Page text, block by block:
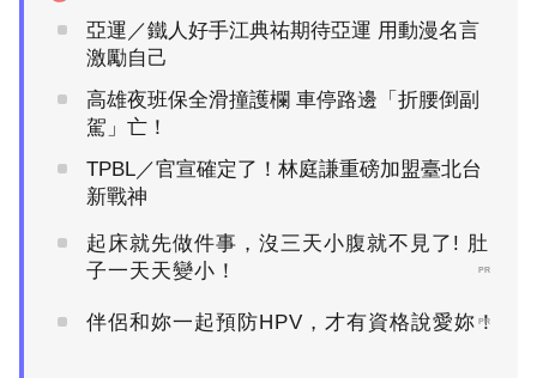
亞運／鐵人好手江典祐期待亞運 用動漫名言
激勵自己
高雄夜班保全滑撞護欄 車停路邊「折腰倒副
駕」亡！
TPBL／官宣確定了！林庭謙重磅加盟臺北台
新戰神
起床就先做件事，沒三天小腹就不見了! 肚
子一天天變小！
PR
伴侶和妳一起預防HPV，才有資格說愛妳！
PR